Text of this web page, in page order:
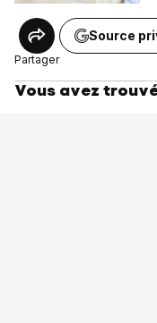
Partager
Source
Vous avez